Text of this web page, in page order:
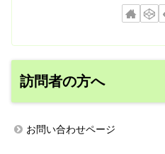
訪問者の方へ
お問い合わせページ